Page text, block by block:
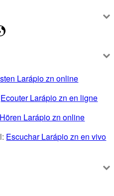
Larápio zn online
Ecouter Larápio zn en ligne
Hören Larápio zn online
Escuchar Larápio zn en vivo